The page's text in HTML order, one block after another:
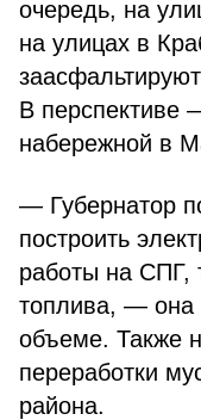
очередь, на
на улицах в
В перспективе
набережной в
— Губернатор
построить
работы на СПГ,
топлива, — она
объеме. Также
переработки
района.